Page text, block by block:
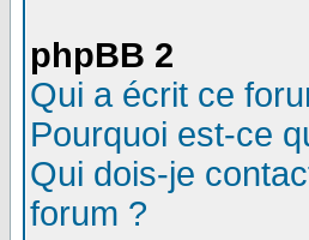
phpBB 2
Qui a écrit ce
Pourquoi est-ce
Qui dois-je
forum ?